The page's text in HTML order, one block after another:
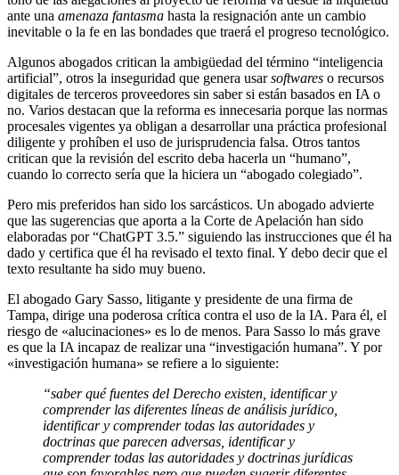
ante una amenaza fantasma hasta la resignación ante un cambio
inevitable o la fe en las bondades que traerá el progreso tecnológico.
Algunos abogados critican la ambigüedad del término “inteligencia
artificial”, otros la inseguridad que genera usarsoftwares o recursos
digitales de terceros proveedores sin saber si están basados en IA o
no. Varios destacan que la reforma es innecesaria porque las normas
procesales vigentes ya obligan a desarrollar una práctica profesional
diligente y prohíben el uso de jurisprudencia falsa. Otros tantos
critican que la revisión del escrito deba hacerla un “humano”,
cuando lo correcto sería que la hiciera un “abogado colegiado”.
Pero mis preferidos han sido los sarcásticos. Un abogado advierte
que las sugerencias que aporta a la Corte de Apelación han sido
elaboradas por “ChatGPT 3.5.” siguiendo las instrucciones que él ha
dado y certifica que él ha revisado el texto final. Y debo decir que el
texto resultante ha sido muy bueno.
El abogado Gary Sasso, litigante y presidente de una firma de
Tampa, dirige una poderosa crítica contra el uso de la IA. Para él, el
riesgo de «alucinaciones» es lo de menos. Para Sasso lo más grave
es que la IA incapaz de realizar una “investigación humana”. Y por
«investigación humana» se refiere a lo siguiente:
“saber qué fuentes del Derecho existen, identificar y
comprender las diferentes líneas de análisis jurídico,
identificar y comprender todas las autoridades y
doctrinas que parecen adversas, identificar y
comprender todas las autoridades y doctrinas jurídicas